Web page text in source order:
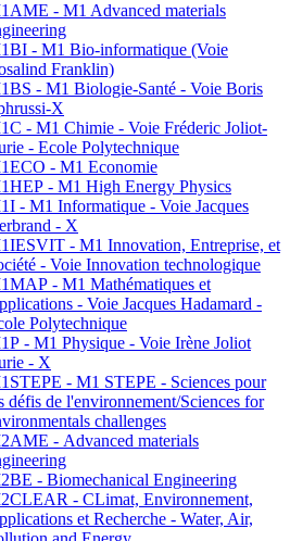
- M1 Advanced materials
- M1 Bio-informatique (Voie
Franklin)
- M1 Biologie-Santé - Voie Boris
X
- M1 Chimie - Voie Fréderic Joliot-
- Ecole Polytechnique
- M1 Economie
- M1 High Energy Physics
- M1 Informatique - Voie Jacques
- X
- M1 Innovation, Entreprise, et
- Voie Innovation technologique
- M1 Mathématiques et
- Voie Jacques Hadamard -
Polytechnique
- M1 Physique - Voie Irène Joliot
- X
- M1 STEPE - Sciences pour
défis de l'environnement/Sciences for
challenges
- Advanced materials
- Biomechanical Engineering
- CLimat, Environnement,
et Recherche - Water, Air,